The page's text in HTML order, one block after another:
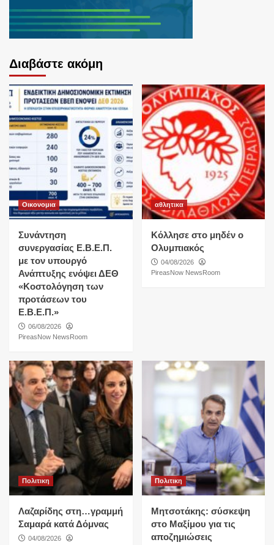
Διαβάστε ακόμη
Οικονομια
Συνάντηση
συνεργασίας Ε.Β.Ε.Π.
με τον υπουργό
Ανάπτυξης ενόψει ΔΕΘ
«Κοστολόγηση των
προτάσεων του
Ε.Β.Ε.Π.»
06/08/2026
PireasNow NewsRoom
αθλητικα
Κόλλησε στο μηδέν ο
Ολυμπιακός
04/08/2026
PireasNow NewsRoom
Πολιτικη
Λαζαρίδης στη…γραμμή
Σαμαρά κατά Δόμνας
04/08/2026
Πολιτικη
Μητσοτάκης: σύσκεψη
στο Μαξίμου για τις
αποζημιώσεις